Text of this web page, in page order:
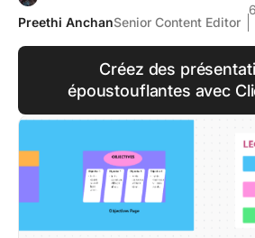
Preethi AnchanSenior Content Editor
Créez des
époustouflantes avec